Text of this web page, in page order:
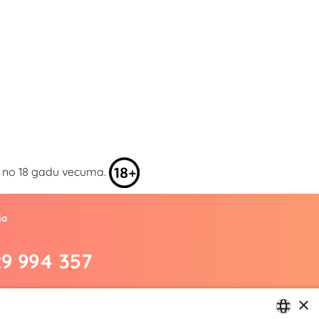
18 gadu vecuma.
994 357
×